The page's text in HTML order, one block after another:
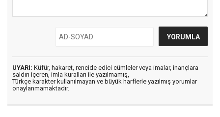
UYARI: Küfür, hakaret, rencide edici cümleler veya imalar, inançlara
saldırı içeren, imla kuralları ile yazılmamış,
Türkçe karakter kullanılmayan ve büyük harflerle yazılmış yorumlar
onaylanmamaktadır.